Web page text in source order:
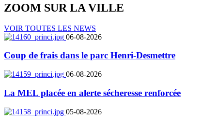
ZOOM SUR LA VILLE
VOIR TOUTES LES NEWS
06-08-2026
Coup de frais dans le parc Henri-Desmettre
06-08-2026
La MEL placée en alerte sécheresse renforcée
05-08-2026